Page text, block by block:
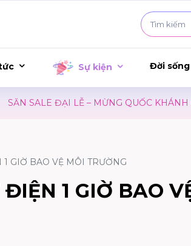
Sự kiện Đời sống
SALE ĐẠI LỄ – MỪNG QUỐC KHÁNH
GIỜ BAO VỆ MÔI TRƯỜNG
1 GIỜ BAO